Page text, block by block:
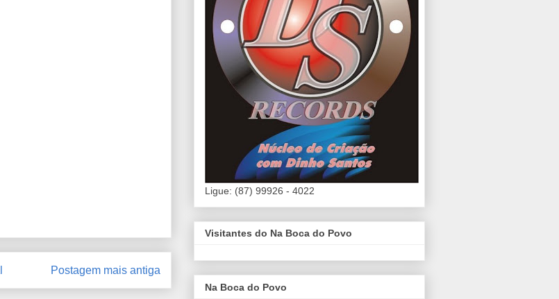
Postagem mais antiga
Ligue: (87) 99926 - 4022
Visitantes do Na Boca do Povo
Na Boca do Povo